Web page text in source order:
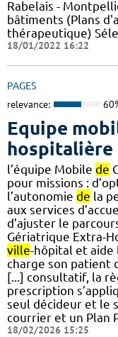
Rabelais -
bâtiments (Plans
thérapeutique)
18/01/2022 16:22
PAGES
relevance:
Equipe
hospitalière
l’équipe Mobile de
pour missions :
l’autonomie de la
aux services
d’ajuster le
Gériatrique Extra-
ville-hôpital et aide
charge son patient
[...] consultatif, la
prescription
seul décideur et le
courrier et un Plan
18/02/2026 15:25